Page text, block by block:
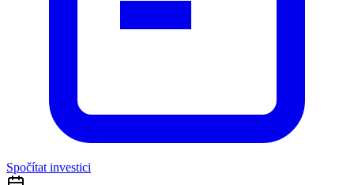
Spočítat investici